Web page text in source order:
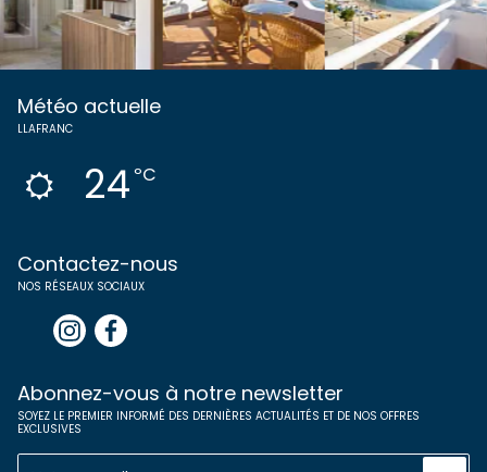
Météo actuelle
LLAFRANC
24ºC
Contactez-nous
NOS RÉSEAUX SOCIAUX
Abonnez-vous à notre newsletter
SOYEZ LE PREMIER INFORMÉ DES DERNIÈRES ACTUALITÉS ET DE NOS OFFRES
EXCLUSIVES